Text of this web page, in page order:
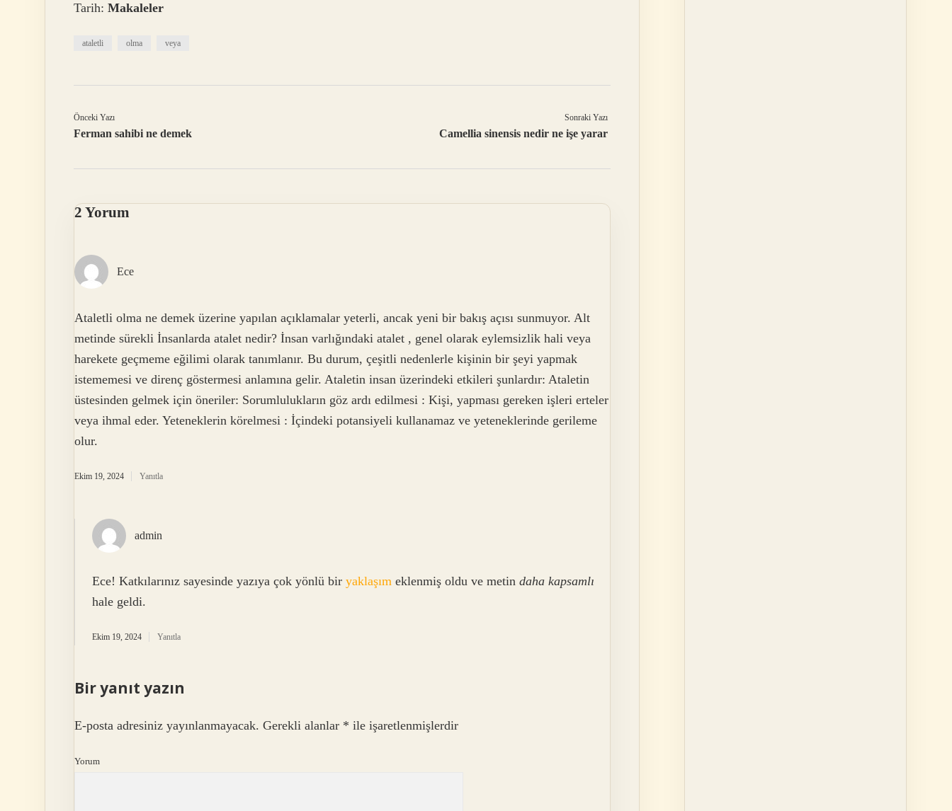
Tarih: Makaleler
ataletli olma veya
Önceki Yazı
Ferman sahibi ne demek
Sonraki Yazı
Camellia sinensis nedir ne işe yarar
2 Yorum
Ece
Ataletli olma ne demek üzerine yapılan açıklamalar yeterli, ancak yeni bir bakış açısı sunmuyor. Alt
metinde sürekli İnsanlarda atalet nedir? İnsan varlığındaki atalet , genel olarak eylemsizlik hali veya
harekete geçmeme eğilimi olarak tanımlanır. Bu durum, çeşitli nedenlerle kişinin bir şeyi yapmak
istememesi ve direnç göstermesi anlamına gelir. Ataletin insan üzerindeki etkileri şunlardır: Ataletin
üstesinden gelmek için öneriler: Sorumlulukların göz ardı edilmesi : Kişi, yapması gereken işleri erteler
veya ihmal eder. Yeteneklerin körelmesi : İçindeki potansiyeli kullanamaz ve yeteneklerinde gerileme
olur.
Ekim 19, 2024 Yanıtla
admin
Ece! Katkılarınız sayesinde yazıya çok yönlü bir yaklaşım eklenmiş oldu ve metin daha kapsamlı
hale geldi.
Ekim 19, 2024 Yanıtla
Bir yanıt yazın
E-posta adresiniz yayınlanmayacak. Gerekli alanlar * ile işaretlenmişlerdir
Yorum